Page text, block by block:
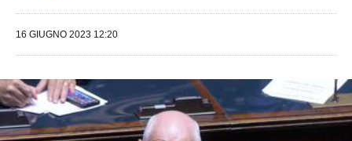
16 GIUGNO 2023 12:20